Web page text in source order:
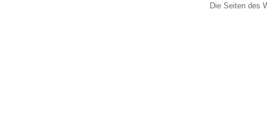
Die Seiten des